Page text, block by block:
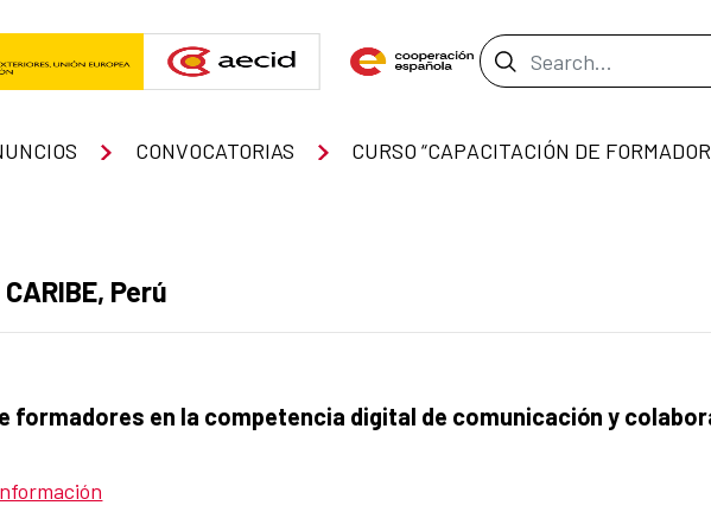
Search Bar
CONVOCATORIAS
Perú
item
formadores en la competencia digital de comunicación y